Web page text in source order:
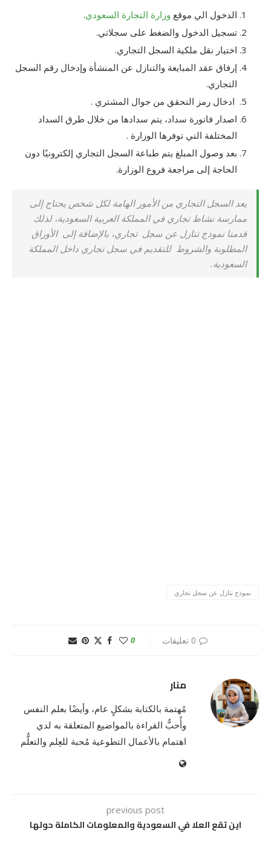
الدخول الي موقع وزارة التجارة السعودي.
تسجيل الدخول والضغط على سجلاتي.
اختيار نقل ملكية السجل التجاري.
إرفاق عقد المبايعة والتنازل عن المنشأة وإدخال رقم السجل
التجاري.
ادخال رمز التحقق من جوال المشتري .
اصدار فاتورة سداد، يتم سدادها من خلال طرق السداد
المختلفة التي توفرها الوزارة .
بعد وصول المبلغ يتم طباعة السجل التجاري إلكترونيًا دون
الحاجة إلى مراجعة فروع الوزارة.
يعد السجل التجاري من الأمور الهامة لكل شخص يحتاج إلى
ممارسة نشاط تجاري في المملكة العربية السعودية، لذلك
قدمنانموذج تنازل عن سجل تجاري، بالإضافة إلى الأوراق
المطلوبة والشروط للتقديم في سجل تجاري داخل المملكة
السعودية.
نموذج تنازل عن سجل تجاري
0 تعليقات 0
منار
مُهتمة بالكتابة بشكلٍ عام، وأيضًا بعلم النفس
وأُحبُّ القراءة بالمواضيع المتعلقة به لدي
اهتمام بالأعمال التطوعية مُحبة للعِلم والتعلُّم
previous post
اين تقع العلا في السعودية والمعلومات الكاملة حولها